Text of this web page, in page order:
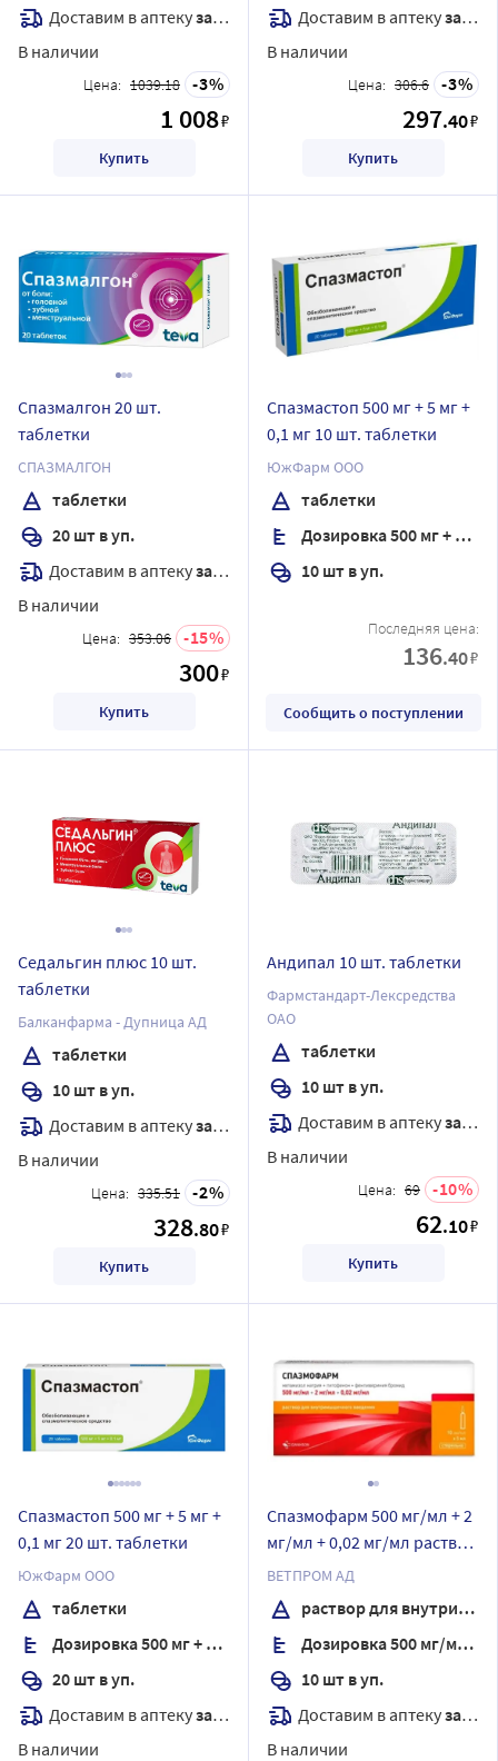
Доставим в аптекузавтра
В наличии
Цена: 1039.18 3
1 008₽
Купить
Доставим в аптекузавтра
В наличии
Цена: 306.6 3
297.40₽
Купить
Спазмалгон 20 шт.
таблетки
СПАЗМАЛГОН
таблетки
20 шт в уп.
Доставим в аптекузавтра
В наличии
Цена: 353.06 15
300₽
Купить
Спазмастоп 500 мг + 5 мг +
0,1 мг 10 шт. таблетки
ЮжФарм ООО
таблетки
Дозировка 500 мг + 5 мг + 0,1 мг
10 шт в уп.
Последняя цена:
136.40₽
Сообщить о поступлении
Седальгин плюс 10 шт.
таблетки
Балканфарма - Дупница АД
таблетки
10 шт в уп.
Доставим в аптекузавтра
В наличии
Цена: 335.51 2
328.80₽
Купить
Андипал 10 шт. таблетки
Фармстандарт-Лексредства
ОАО
таблетки
10 шт в уп.
Доставим в аптекузавтра
В наличии
Цена: 69 10
62.10₽
Купить
Спазмастоп 500 мг + 5 мг +
0,1 мг 20 шт. таблетки
ЮжФарм ООО
таблетки
Дозировка 500 мг + 5 мг + 0,1 мг
20 шт в уп.
Доставим в аптекузавтра
В наличии
Спазмофарм 500 мг/мл + 2
мг/мл + 0,02 мг/мл раствор
для внутримышечного
введения 5 мл ампулы 10
шт.
ВЕТПРОМ АД
раствор для внутримышечного введения
Дозировка 500 мг/мл + 2 мг/мл + 0,02 мг/мл
10 шт в уп.
Доставим в аптекузавтра
В наличии